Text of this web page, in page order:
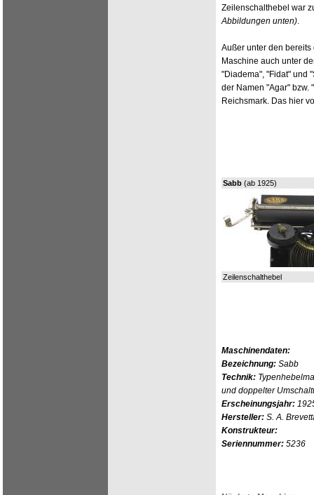
Zeilenschalthebel war
Abbildungen unten).
Außer unter den
Maschine auch unter
"Diadema", "Fidat" und
der Namen "Agar" bzw.
Reichsmark. Das hier
Sabb (ab 1925)
Zeilenschalthebel
Maschinendaten:
Bezeichnung: Sabb
Technik:
und doppelter
Erscheinungsjahr:
Hersteller: S. A.
Konstrukteur:
Seriennummer: 5236